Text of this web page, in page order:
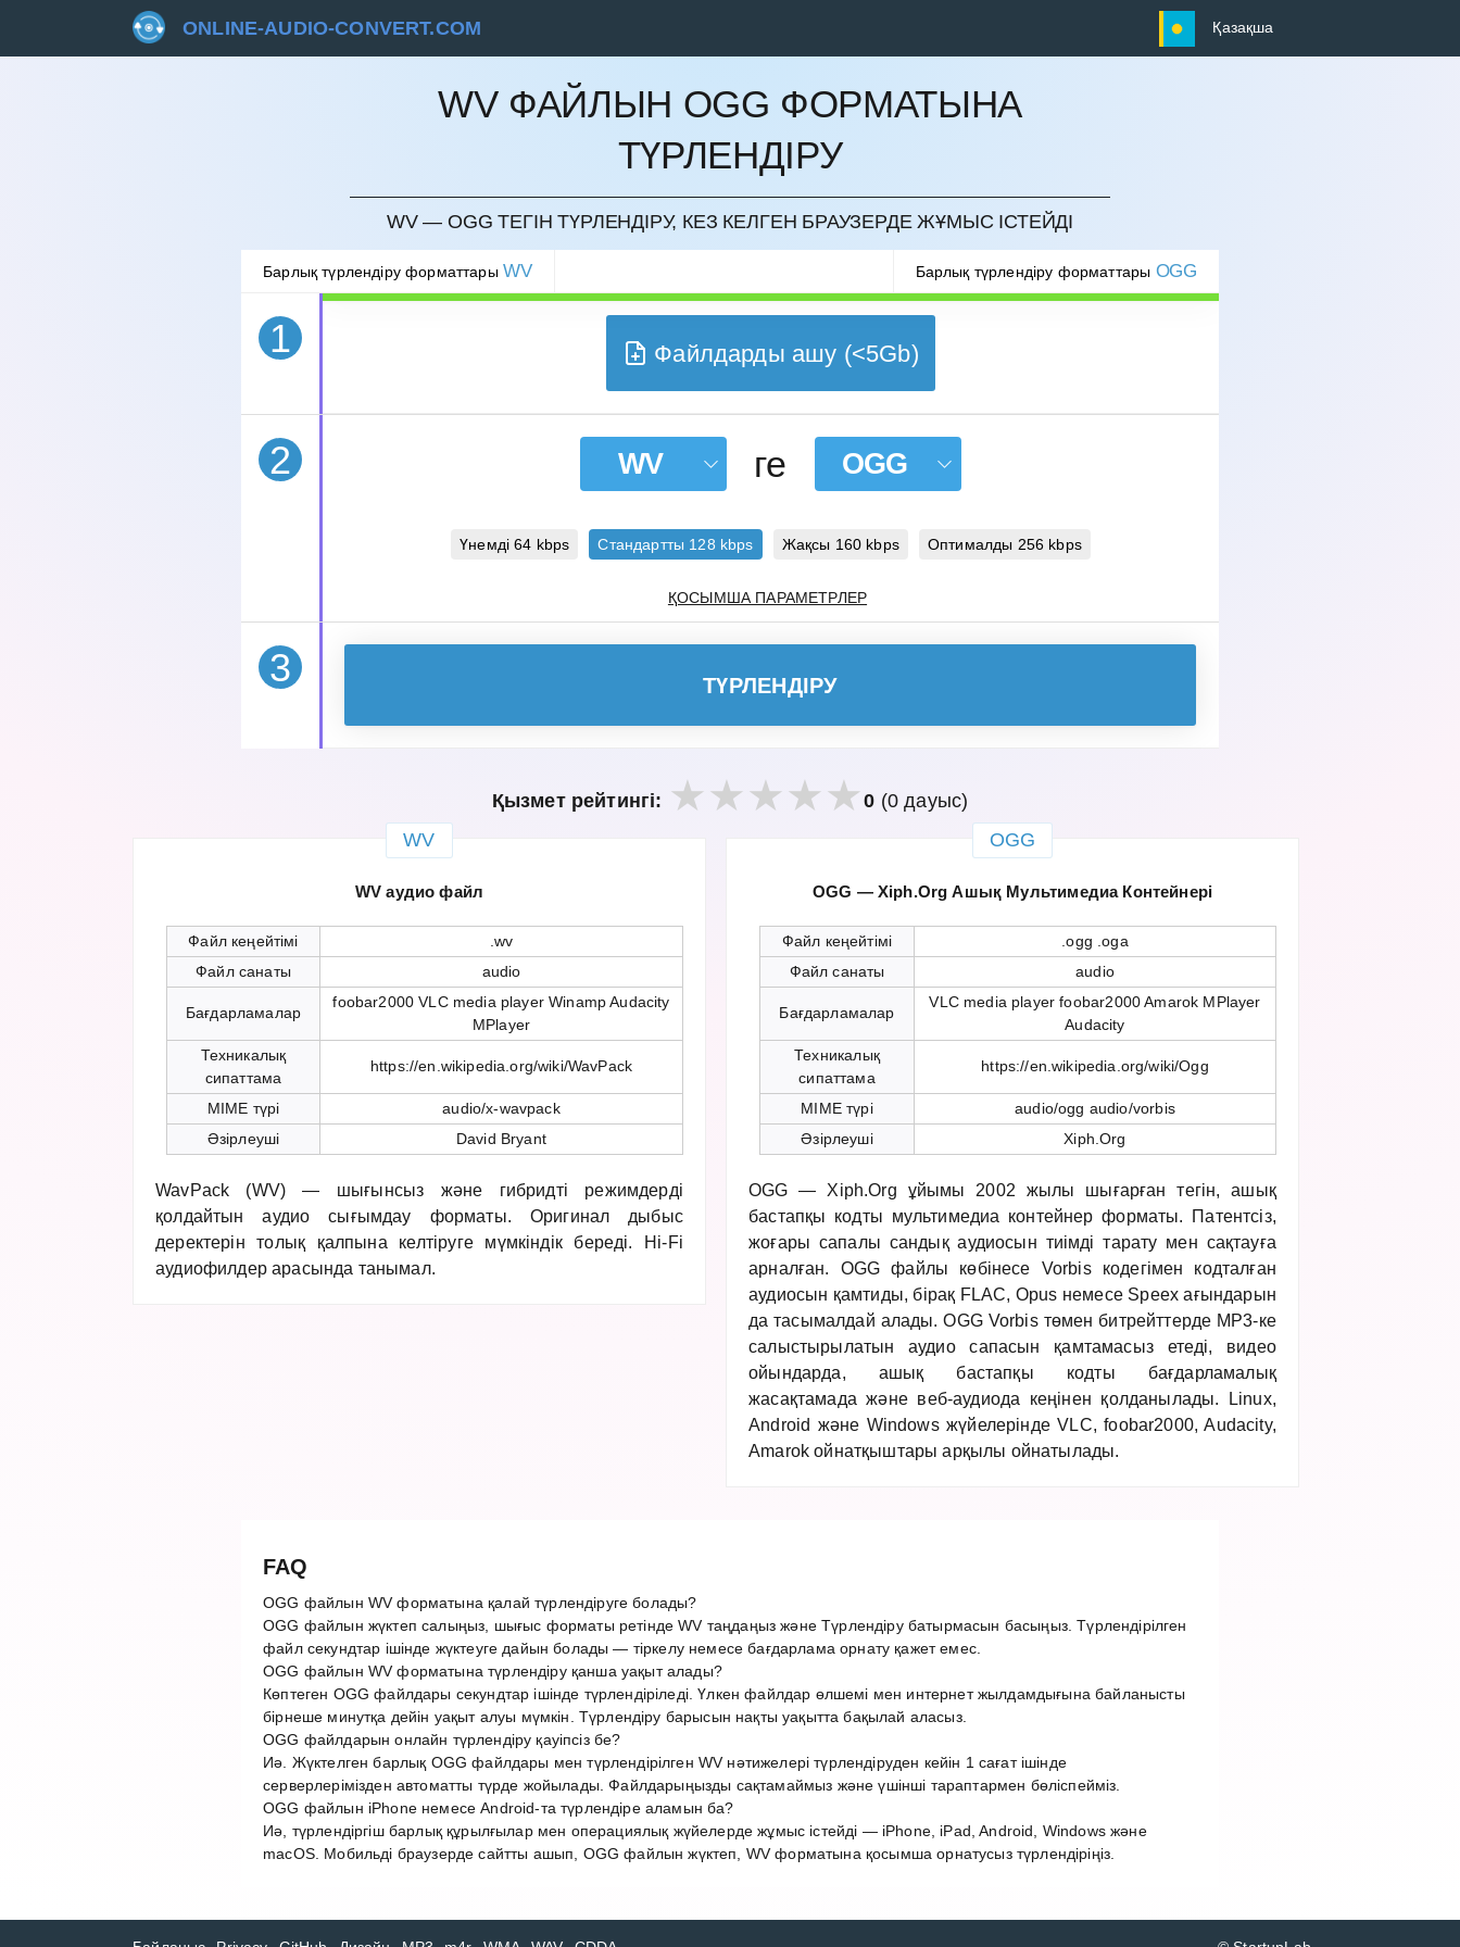
ONLINE-AUDIO-CONVERT.COM Қазақша
WV ФАЙЛЫН OGG ФОРМАТЫНА
ТҮРЛЕНДІРУ
WV — OGG ТЕГІН ТҮРЛЕНДІРУ, КЕЗ КЕЛГЕН БРАУЗЕРДЕ ЖҰМЫС ІСТЕЙДІ
Барлық түрлендіру форматтары WV Барлық түрлендіру форматтары OGG
1
БОЛДЫРМАУ
Файлдарды ашу (<5Gb)
2 WV ге OGG
Үнемді 64 kbps Стандартты 128 kbps Жақсы 160 kbps Оптималды 256 kbps
ҚОСЫМША ПАРАМЕТРЛЕР
3 ТҮРЛЕНДІРУ
Қызмет рейтингі: 0 (0 дауыс)
WV
WV аудио файл
Файл кеңейтімі
.wv
Файл санаты
audio
Бағдарламалар
foobar2000 VLC media player Winamp Audacity
MPlayer
Техникалық
сипаттама
https://en.wikipedia.org/wiki/WavPack
MIME түрі
audio/x-wavpack
Әзірлеуші
David Bryant
WavPack (WV) — шығынсыз және гибридті режимдерді
қолдайтын аудио сығымдау форматы. Оригинал дыбыс
деректерін толық қалпына келтіруге мүмкіндік береді. Hi-Fi
аудиофилдер арасында танымал.
OGG
OGG — Xiph.Org Ашық Мультимедиа Контейнері
Файл кеңейтімі
.ogg .oga
Файл санаты
audio
Бағдарламалар
VLC media player foobar2000 Amarok MPlayer
Audacity
Техникалық
сипаттама
https://en.wikipedia.org/wiki/Ogg
MIME түрі
audio/ogg audio/vorbis
Әзірлеуші
Xiph.Org
OGG — Xiph.Org ұйымы 2002 жылы шығарған тегін, ашық
бастапқы кодты мультимедиа контейнер форматы. Патентсіз,
жоғары сапалы сандық аудиосын тиімді тарату мен сақтауға
арналған. OGG файлы көбінесе Vorbis кодегімен кодталған
аудиосын қамтиды, бірақ FLAC, Opus немесе Speex ағындарын
да тасымалдай алады. OGG Vorbis төмен битрейттерде MP3-ке
салыстырылатын аудио сапасын қамтамасыз етеді, видео
ойындарда, ашық бастапқы кодты бағдарламалық
жасақтамада және веб-аудиода кеңінен қолданылады. Linux,
Android және Windows жүйелерінде VLC, foobar2000, Audacity,
Amarok ойнатқыштары арқылы ойнатылады.
FAQ
OGG файлын WV форматына қалай түрлендіруге болады?
OGG файлын жүктеп салыңыз, шығыс форматы ретінде WV таңдаңыз және Түрлендіру батырмасын басыңыз. Түрлендірілген
файл секундтар ішінде жүктеуге дайын болады — тіркелу немесе бағдарлама орнату қажет емес.
OGG файлын WV форматына түрлендіру қанша уақыт алады?
Көптеген OGG файлдары секундтар ішінде түрлендіріледі. Үлкен файлдар өлшемі мен интернет жылдамдығына байланысты
бірнеше минутқа дейін уақыт алуы мүмкін. Түрлендіру барысын нақты уақытта бақылай аласыз.
OGG файлдарын онлайн түрлендіру қауіпсіз бе?
Иә. Жүктелген барлық OGG файлдары мен түрлендірілген WV нәтижелері түрлендіруден кейін 1 сағат ішінде
серверлерімізден автоматты түрде жойылады. Файлдарыңызды сақтамаймыз және үшінші тараптармен бөліспейміз.
OGG файлын iPhone немесе Android-та түрлендіре аламын ба?
Иә, түрлендіргіш барлық құрылғылар мен операциялық жүйелерде жұмыс істейді — iPhone, iPad, Android, Windows және
macOS. Мобильді браузерде сайтты ашып, OGG файлын жүктеп, WV форматына қосымша орнатусыз түрлендіріңіз.